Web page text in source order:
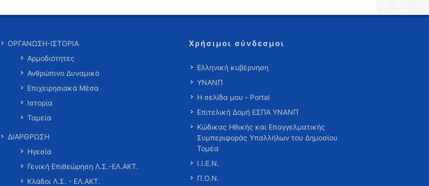
ΟΡΓΑΝΩΣΗ-ΙΣΤΟΡΙΑ
Αρμοδιότητες
Ανθρώπινο Δυναμικό
Επιχειρησιακά Μέσα
Ιστορία
Ταμεία
ΔΙΑΡΘΡΩΣΗ
Ηγεσία
Γενική Επιθεώρηση Λ.Σ.-ΕΛ.ΑΚΤ.
Κλάδοι Λ.Σ. - ΕΛ.ΑΚΤ.
Χρήσιμοι σύνδεσμοι
Ελληνική κυβέρνηση
ΥΝΑΝΠ
Η σελίδα μου - Portal
Επιτελική Δομή ΕΣΠΑ ΥΝΑΝΠ
Κώδικας Ηθικής και Επαγγελματικής
Συμπεριφοράς Υπαλλήλων του Δημοσίου
Τομέα
Ι.Ι.Ε.Ν.
Π.Ο.Ν.